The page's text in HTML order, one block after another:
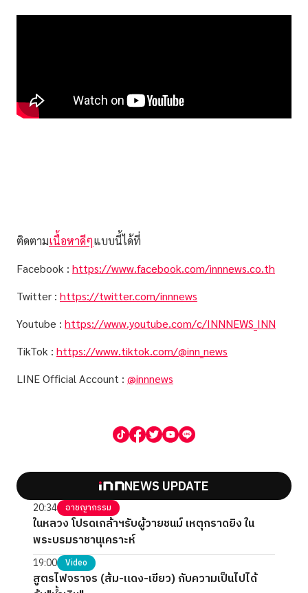
ติดตามเนื้อหาดีๆแบบนี้ได้ที่
Facebook : https://www.facebook.com/innnews.co.th
Twitter : https://twitter.com/innnews
Youtube : https://www.youtube.com/c/INNNEWS_INN
TikTok : https://www.tiktok.com/@inn_news
LINE Official Account : @innnews
NEWS UPDATE
20:34 อาชญากรรม
ในหลวง โปรดเกล้าฯรับผู้วายชนม์ เหตุกราดยิง ใน
พระบรมราชานุเคราะห์
19:00 Video
สูตรไฟจราจร (ส้ม-แดง-เขียว) กับความเป็นไปได้